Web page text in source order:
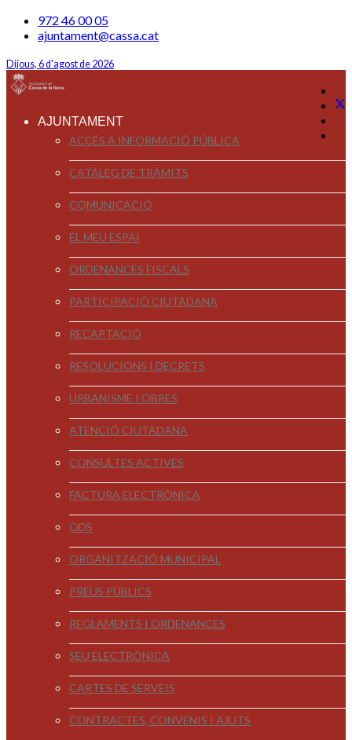
972 46 00 05
ajuntament@cassa.cat
Dijous, 6 d'agost de 2026
AJUNTAMENT
ACCÉS A INFORMACIÓ PÚBLICA
CATÀLEG DE TRÀMITS
COMUNICACIÓ
EL MEU ESPAI
ORDENANCES FISCALS
PARTICIPACIÓ CIUTADANA
RECAPTACIÓ
RESOLUCIONS I DECRETS
URBANISME I OBRES
ATENCIÓ CIUTADANA
CONSULTES ACTIVES
FACTURA ELECTRÒNICA
ODS
ORGANITZACIÓ MUNICIPAL
PREUS PÚBLICS
REGLAMENTS I ORDENANCES
SEU ELECTRÒNICA
CARTES DE SERVEIS
CONTRACTES, CONVENIS I AJUTS